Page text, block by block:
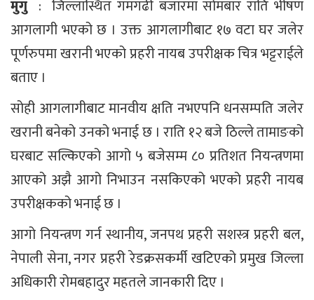
मुगु: जिल्लास्थित गमगढी बजारमा सोमबार राति भीषण
आगलागी भएको छ । उक्त आगलागीबाट १७ वटा घर जलेर
पूर्णरुपमा खरानी भएको प्रहरी नायब उपरीक्षक चित्र भट्टराईले
बताए ।
सोही आगलागीबाट मानवीय क्षति नभएपनि धनसम्पति जलेर
खरानी बनेको उनको भनाई छ । राति १२ बजे ठिल्ले तामाङको
घरबाट सल्किएको आगो ५ बजेसम्म ८० प्रतिशत नियन्त्रणमा
आएको अझै आगो निभाउन नसकिएको भएको प्रहरी नायब
उपरीक्षकको भनाई छ ।
आगो नियन्त्रण गर्न स्थानीय, जनपथ प्रहरी सशस्त्र प्रहरी बल,
नेपाली सेना, नगर प्रहरी रेडक्रसकर्मी खटिएको प्रमुख जिल्ला
अधिकारी रोमबहादुर महतले जानकारी दिए ।